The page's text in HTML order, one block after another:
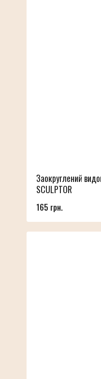
Заокруглений
SCULPTOR
165 грн.